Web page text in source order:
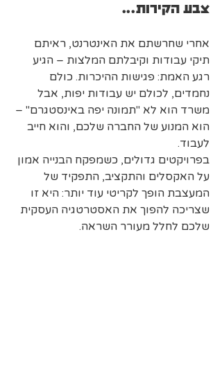
צבע הקירות...
אחרי שחרשתם את האינטרנט, ראיתם
תיקי עבודות וקיבלתם המלצות – הגיע
רגע האמת: פגישות ההיכרות. כולם
נחמדים, לכולם יש עבודות יפות, אבל
משרד הוא לא "תמונה יפה באינסטגרם" –
הוא המנוע של החברה שלכם, והוא חייב
לעבוד.
בפרויקטים גדולים, כשמפקח הבנייה אמון
על האקסלים והתקציב, התפקיד של
המעצבת הופך לקריטי עוד יותר: היא זו
שצריכה להפוך את האסטרטגיה העסקית
שלכם לחלל מעורר השראה.